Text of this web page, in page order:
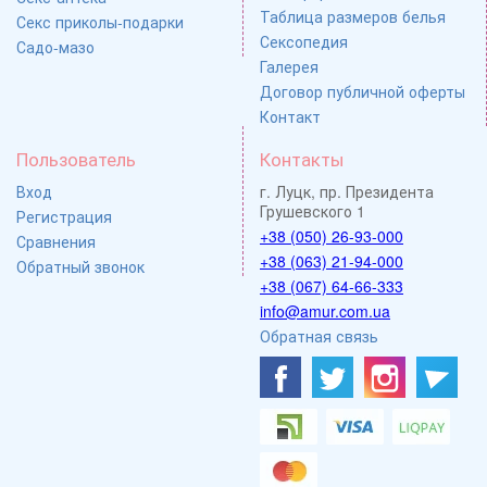
Секс приколы-подарки
Садо-мазо
Таблица размеров белья
Сексопедия
Галерея
Договор публичной оферты
Контакт
Пользователь
Вход
Регистрация
Сравнения
Обратный звонок
Контакты
г. Луцк, пр. Президента
Грушевского 1
+38 (050) 26-93-000
+38 (063) 21-94-000
+38 (067) 64-66-333
info@amur.com.ua
Обратная связь